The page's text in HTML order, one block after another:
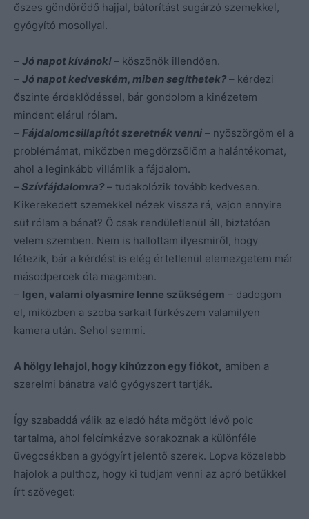
őszes göndörödő hajjal, bátorítást sugárzó szemekkel,
gyógyító mosollyal.
– Jó napot kívánok!– köszönök illendően.
– Jó napot kedveském, miben segíthetek? – kérdezi
őszinte érdeklődéssel, bár gondolom a kinézetem
mindent elárul rólam.
– Fájdalomcsillapítót szeretnék venni – nyöszörgöm el a
problémámat, miközben megdörzsölöm a halántékomat,
ahol a leginkább villámlik a fájdalom.
–Szívfájdalomra? – tudakolózik tovább kedvesen.
Kikerekedett szemekkel nézek vissza rá, vajon ennyire
süt rólam a bánat? Ő csak rendületlenül áll, biztatóan
velem szemben. Nem is hallottam ilyesmiről, hogy
létezik, bár a kérdést is elég értetlenül elemezgetem már
másodpercek óta magamban.
– Igen, valami olyasmire lenne szükségem – dadogom
el, miközben a szoba sarkait fürkészem valamilyen
kamera után. Sehol semmi.
A hölgy lehajol, hogy kihúzzon egy fiókot, amiben a
szerelmi bánatra való gyógyszert tartják.
Így szabaddá válik az eladó háta mögött lévő polc
tartalma, ahol felcímkézve sorakoznak a különféle
üvegcsékben a gyógyírt jelentő szerek. Lopva közelebb
hajolok a pulthoz, hogy ki tudjam venni az apró betűkkel
írt szöveget: